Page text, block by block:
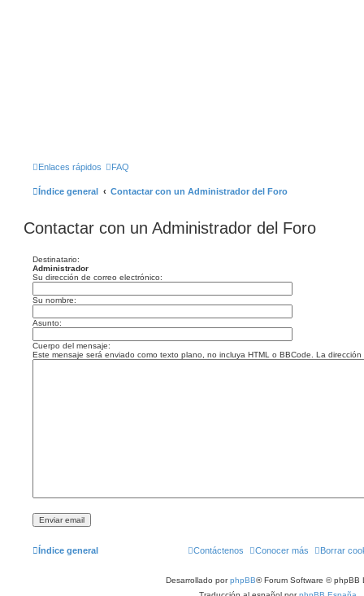
Enlaces rápidos FAQ
Índice general Contactar con un Administrador del Foro
Contactar con un Administrador del Foro
Destinatario:
Administrador
Su dirección de correo electrónico:
Su nombre:
Asunto:
Cuerpo del mensaje:
Este mensaje será enviado como texto plano, no incluya HTML o BBCode. La
Índice general Borrar
Conocer más
Contáctenos
Desarrollado porphpBB® Forum Software © phpBB